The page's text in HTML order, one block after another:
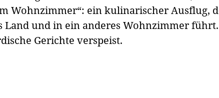
Wohnzimmer“: ein kulinarischer Ausflug,
Land und in ein anderes Wohnzimmer führt.
Gerichte verspeist.